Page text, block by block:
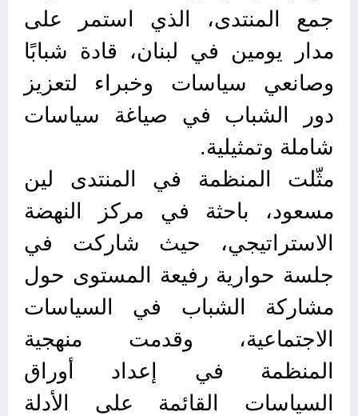
جمع المنتدى، الذي استمر على
مدار يومين في لبنان، قادة شبابًا
وصانعي سياسات وخبراء لتعزيز
دور الشباب في صياغة سياسات
شاملة وتمثيلية.
مثّلت المنظمة في المنتدى لين
مسعود، باحثة في مركز النهضة
الاستراتيجي، حيث شاركت في
جلسة حوارية رفيعة المستوى حول
مشاركة الشباب في السياسات
الاجتماعية، وقدمت منهجية
المنظمة في إعداد أوراق
السياسات القائمة على الأدلة